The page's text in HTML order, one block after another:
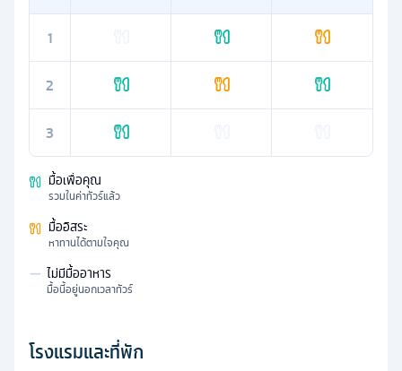
1
2
3
มื้อเพื่อคุณ
รวมในค่าทัวร์แล้ว
มื้ออิสระ
หาทานได้ตามใจคุณ
— ไม่มีมื้ออาหาร
มื้อนี้อยู่นอกเวลาทัวร์
โรงแรมและที่พัก